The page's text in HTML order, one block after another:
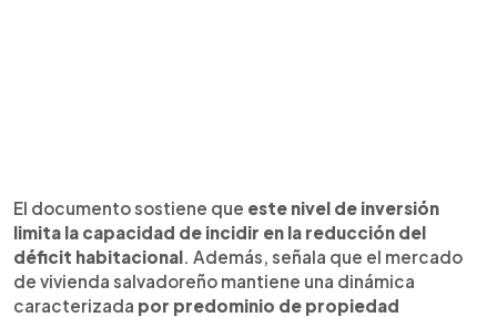
El documento sostiene que este nivel de inversión
limita la capacidad de incidir en la reducción del
déficit habitacional. Además, señala que el mercado
de vivienda salvadoreño mantiene una dinámica
caracterizada por predominio de propiedad